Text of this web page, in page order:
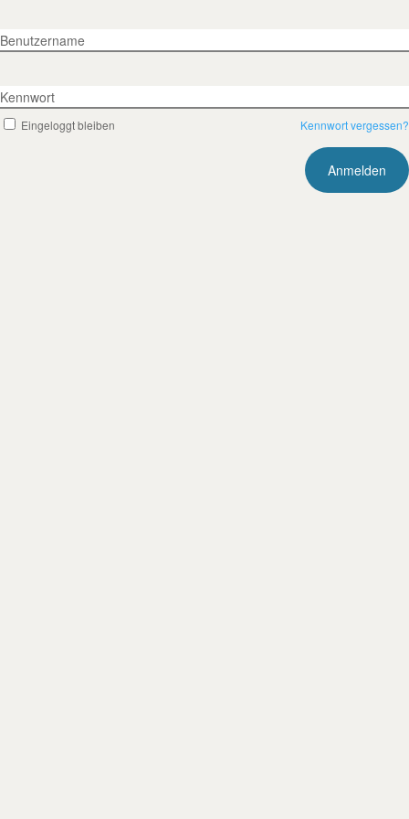
Benutzername
Kennwort
Eingeloggt bleiben Kennwort vergessen?